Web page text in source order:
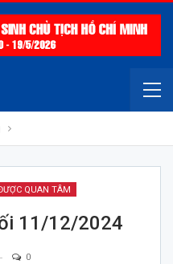
QUAN TÂM
11/12/2024
0